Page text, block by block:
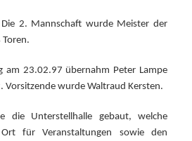
2. Mannschaft wurde Meister der
Toren.
am 23.02.97 übernahm Peter Lampe
Vorsitzende wurde Waltraud Kersten.
die Unterstellhalle gebaut, welche
für Veranstaltungen sowie den